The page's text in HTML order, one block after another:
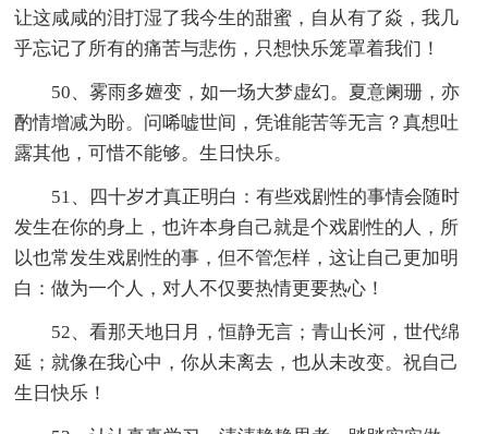
让这咸咸的泪打湿了我今生的甜蜜，自从有了焱，我几
乎忘记了所有的痛苦与悲伤，只想快乐笼罩着我们！
50、雾雨多嬗变，如一场大梦虚幻。夏意阑珊，亦
酌情增减为盼。问唏嘘世间，凭谁能苦等无言？真想吐
露其他，可惜不能够。生日快乐。
51、四十岁才真正明白：有些戏剧性的事情会随时
发生在你的身上，也许本身自己就是个戏剧性的人，所
以也常发生戏剧性的事，但不管怎样，这让自己更加明
白：做为一个人，对人不仅要热情更要热心！
52、看那天地日月，恒静无言；青山长河，世代绵
延；就像在我心中，你从未离去，也从未改变。祝自己
生日快乐！